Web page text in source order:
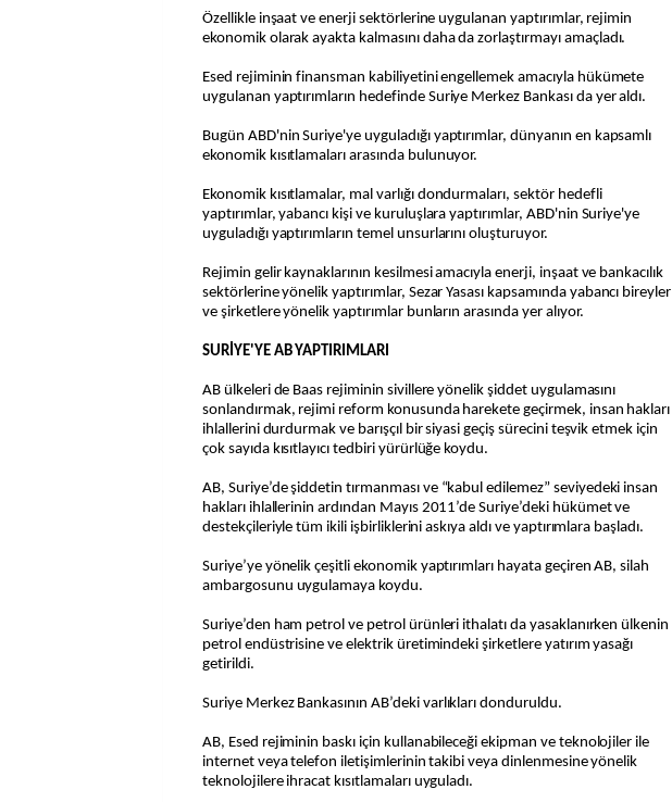
Özellikle inşaat ve enerji sektörlerine uygulanan yaptırımlar, rejimin
ekonomik olarak ayakta kalmasını daha da zorlaştırmayı amaçladı.
Esed rejiminin finansman kabiliyetini engellemek amacıyla hükümete
uygulanan yaptırımların hedefinde Suriye Merkez Bankası da yer aldı.
Bugün ABD'nin Suriye'ye uyguladığı yaptırımlar, dünyanın en kapsamlı
ekonomik kısıtlamaları arasında bulunuyor.
Ekonomik kısıtlamalar, mal varlığı dondurmaları, sektör hedefli
yaptırımlar, yabancı kişi ve kuruluşlara yaptırımlar, ABD'nin Suriye'ye
uyguladığı yaptırımların temel unsurlarını oluşturuyor.
Rejimin gelir kaynaklarının kesilmesi amacıyla enerji, inşaat ve bankacılık
sektörlerine yönelik yaptırımlar, Sezar Yasası kapsamında yabancı bireyler
ve şirketlere yönelik yaptırımlar bunların arasında yer alıyor.
SURİYE'YE AB YAPTIRIMLARI
AB ülkeleri de Baas rejiminin sivillere yönelik şiddet uygulamasını
sonlandırmak, rejimi reform konusunda harekete geçirmek, insan hakları
ihlallerini durdurmak ve barışçıl bir siyasi geçiş sürecini teşvik etmek için
çok sayıda kısıtlayıcı tedbiri yürürlüğe koydu.
AB, Suriye’de şiddetin tırmanması ve “kabul edilemez” seviyedeki insan
hakları ihlallerinin ardından Mayıs 2011’de Suriye’deki hükümet ve
destekçileriyle tüm ikili işbirliklerini askıya aldı ve yaptırımlara başladı.
Suriye’ye yönelik çeşitli ekonomik yaptırımları hayata geçiren AB, silah
ambargosunu uygulamaya koydu.
Suriye’den ham petrol ve petrol ürünleri ithalatı da yasaklanırken ülkenin
petrol endüstrisine ve elektrik üretimindeki şirketlere yatırım yasağı
getirildi.
Suriye Merkez Bankasının AB’deki varlıkları donduruldu.
AB, Esed rejiminin baskı için kullanabileceği ekipman ve teknolojiler ile
internet veya telefon iletişimlerinin takibi veya dinlenmesine yönelik
teknolojilere ihracat kısıtlamaları uyguladı.